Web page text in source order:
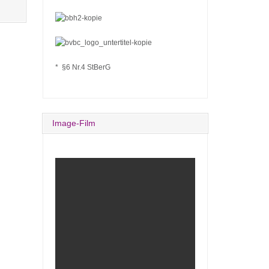
* §6 Nr.4 StBerG
Image-Film